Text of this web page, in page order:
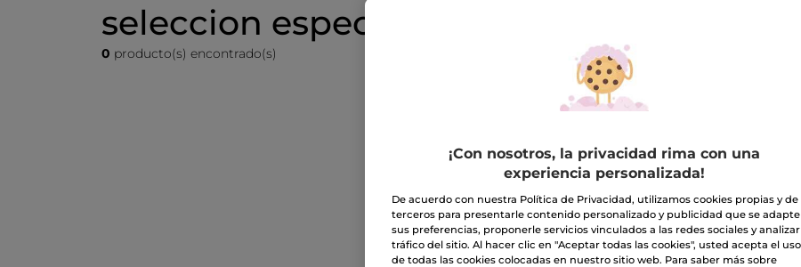
seleccion especial rostro
0 producto(s) encontrado(s)
¡Con nosotros, la privacidad rima con una
experiencia personalizada!
De acuerdo con nuestra Política de Privacidad, utilizamos cookies propias y de
terceros para presentarle contenido personalizado y publicidad que se adapte
sus preferencias, proponerle servicios vinculados a las redes sociales y
tráfico del sitio. Al hacer clic en "Aceptar todas las cookies", usted acepta el uso
de todas las cookies colocadas en nuestro sitio web. Para saber más sobre